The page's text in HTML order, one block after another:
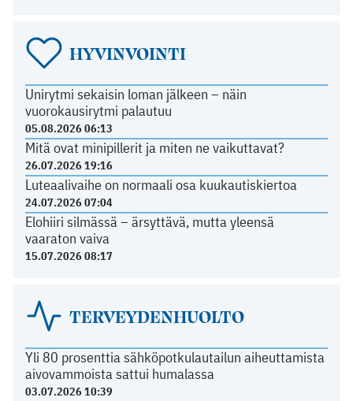
HYVINVOINTI
Unirytmi sekaisin loman jälkeen – näin
vuorokausirytmi palautuu
05.08.2026 06:13
Mitä ovat minipillerit ja miten ne vaikuttavat?
26.07.2026 19:16
Luteaalivaihe on normaali osa kuukautiskiertoa
24.07.2026 07:04
Elohiiri silmässä – ärsyttävä, mutta yleensä
vaaraton vaiva
15.07.2026 08:17
TERVEYDENHUOLTO
Yli 80 prosenttia sähköpotkulautailun aiheuttamista
aivovammoista sattui humalassa
03.07.2026 10:39